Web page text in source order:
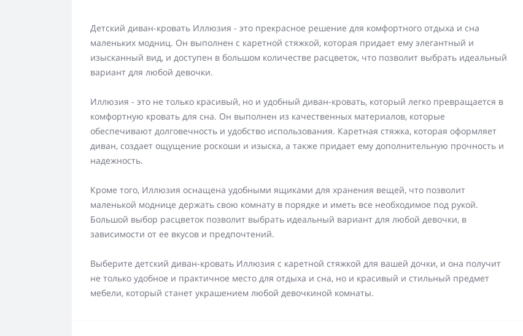
Детский диван-кровать Иллюзия - это прекрасное решение для комфортного отдыха и сна
маленьких модниц. Он выполнен с каретной стяжкой, которая придает ему элегантный и
изысканный вид, и доступен в большом количестве расцветок, что позволит выбрать идеальный
вариант для любой девочки.
Иллюзия - это не только красивый, но и удобный диван-кровать, который легко превращается в
комфортную кровать для сна. Он выполнен из качественных материалов, которые
обеспечивают долговечность и удобство использования. Каретная стяжка, которая оформляет
диван, создает ощущение роскоши и изыска, а также придает ему дополнительную прочность и
надежность.
Кроме того, Иллюзия оснащена удобными ящиками для хранения вещей, что позволит
маленькой моднице держать свою комнату в порядке и иметь все необходимое под рукой.
Большой выбор расцветок позволит выбрать идеальный вариант для любой девочки, в
зависимости от ее вкусов и предпочтений.
Выберите детский диван-кровать Иллюзия с каретной стяжкой для вашей дочки, и она получит
не только удобное и практичное место для отдыха и сна, но и красивый и стильный предмет
мебели, который станет украшением любой девочкиной комнаты.